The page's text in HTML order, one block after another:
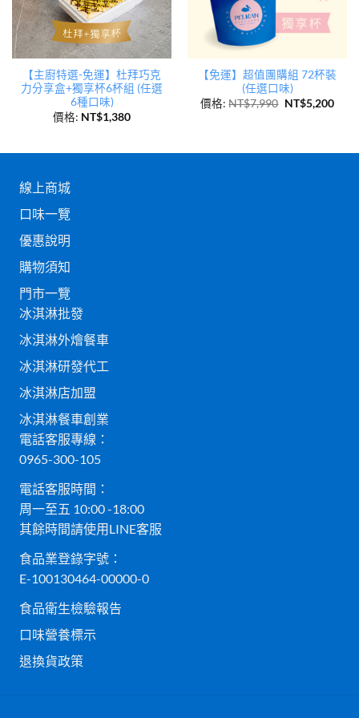
【主廚特選-免運】杜拜巧克
力分享盒+獨享杯6杯組 (任選
6種口味)
價格: NT$1,380
【免運】超值團購組 72杯裝
(任選口味)
價格:NT$7,990 NT$5,200
線上商城
口味一覽
優惠說明
購物須知
門市一覽
冰淇淋批發
冰淇淋外燴餐車
冰淇淋研發代工
冰淇淋店加盟
冰淇淋餐車創業
電話客服專線：
0965-300-105
電話客服時間：
周一至五 10:00 -18:00
其餘時間請使用LINE客服
食品業登錄字號：
E-100130464-00000-0
食品衛生檢驗報告
口味營養標示
退換貨政策